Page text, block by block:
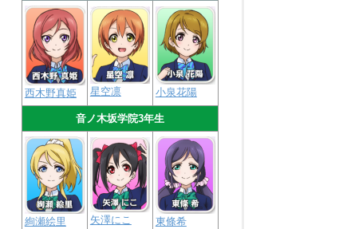
西木野真姫 星空凛 小泉花陽
音ノ木坂学院3年生
絢瀬絵里 矢澤にこ 東條希